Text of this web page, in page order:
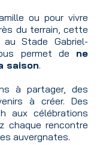
ou pour vivre
du terrain, cette
Stade Gabriel-
permet de ne
saison.
à partager, des
à créer. Des
aux célébrations
chaque rencontre
auvergnates.